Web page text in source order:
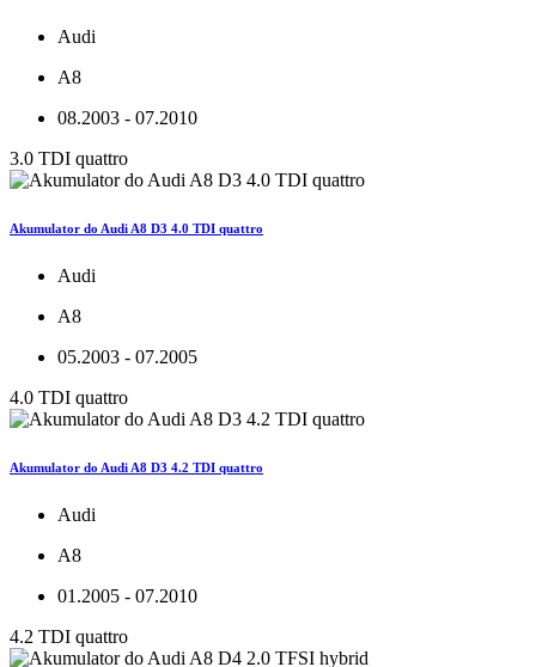
Audi
A8
08.2003 - 07.2010
3.0 TDI quattro
Akumulator do Audi A8 D3 4.0 TDI quattro
Audi
A8
05.2003 - 07.2005
4.0 TDI quattro
Akumulator do Audi A8 D3 4.2 TDI quattro
Audi
A8
01.2005 - 07.2010
4.2 TDI quattro